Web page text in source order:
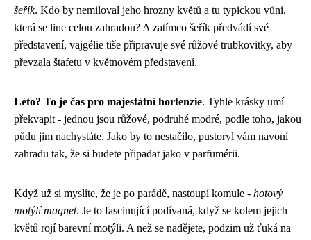
šeřík. Kdo by nemiloval jeho hrozny květů a tu typickou vůni,
která se line celou zahradou? A zatímco šeřík předvádí své
představení, vajgélie tiše připravuje své růžové trubkovitky, aby
převzala štafetu v květnovém představení.
Léto? To je čas pro majestátní hortenzie. Tyhle krásky umí
překvapit - jednou jsou růžové, podruhé modré, podle toho, jakou
půdu jim nachystáte. Jako by to nestačilo, pustoryl vám navoní
zahradu tak, že si budete připadat jako v parfumérii.
Když už si myslíte, že je po parádě, nastoupí komule - hotový
motýlí magnet. Je to fascinující podívaná, když se kolem jejich
květů rojí barevní motýli. A než se nadějete, podzim už ťuká na